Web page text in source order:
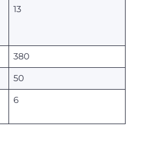
13
380
50
6